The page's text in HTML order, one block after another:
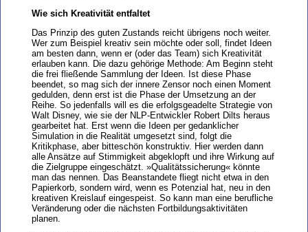
Wie sich Kreativität entfaltet
Das Prinzip des guten Zustands reicht übrigens noch weiter.
Wer zum Beispiel kreativ sein möchte oder soll, findet Ideen
am besten dann, wenn er (oder das Team) sich Kreativität
erlauben kann. Die dazu gehörige Methode: Am Beginn steht
die frei fließende Sammlung der Ideen. Ist diese Phase
beendet, so mag sich der innere Zensor noch einen Moment
gedulden, denn erst ist die Phase der Umsetzung an der
Reihe. So jedenfalls will es die erfolgsgeadelte Strategie von
Walt Disney, wie sie der NLP-Entwickler Robert Dilts heraus
gearbeitet hat. Erst wenn die Ideen per gedanklicher
Simulation in die Realität umgesetzt sind, folgt die
Kritikphase, aber bitteschön konstruktiv. Hier werden dann
alle Ansätze auf Stimmigkeit abgeklopft und ihre Wirkung auf
die Zielgruppe eingeschätzt. »Qualitätssicherung« könnte
man das nennen. Das Beanstandete fliegt nicht etwa in den
Papierkorb, sondern wird, wenn es Potenzial hat, neu in den
kreativen Kreislauf eingespeist. So kann man eine berufliche
Veränderung oder die nächsten Fortbildungsaktivitäten
planen.